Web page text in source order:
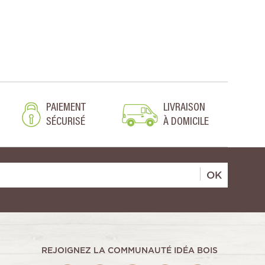
PAIEMENT
SÉCURISÉ
LIVRAISON
À DOMICILE
OK
REJOIGNEZ LA COMMUNAUTÉ IDÉA BOIS